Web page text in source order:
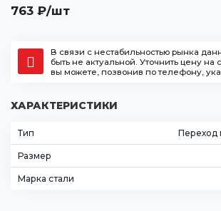
+7 (423) 254 0 452
763 ₽/шт
В связи с нестабильностью рынка
быть не актуальной. Уточнить цену
вы можете, позвонив по телефону,
ХАРАКТЕРИСТИКИ
Тип Переход
Размер
Марка стали